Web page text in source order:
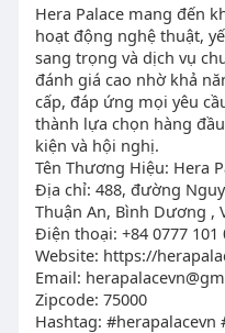
Hera Palace mang đến
hoạt động nghệ thuật,
sang trọng và dịch vụ
đánh giá cao nhờ khả
cấp, đáp ứng mọi yêu
thành lựa chọn hàng
kiện và hội nghị.
Tên Thương Hiệu: Hera
Địa chỉ: 488, đường
Thuận An, Bình Dương ,
Điện thoại: +84 0777 101
Website: https://
Email:
Zipcode: 75000
Hashtag: #herapalacevn